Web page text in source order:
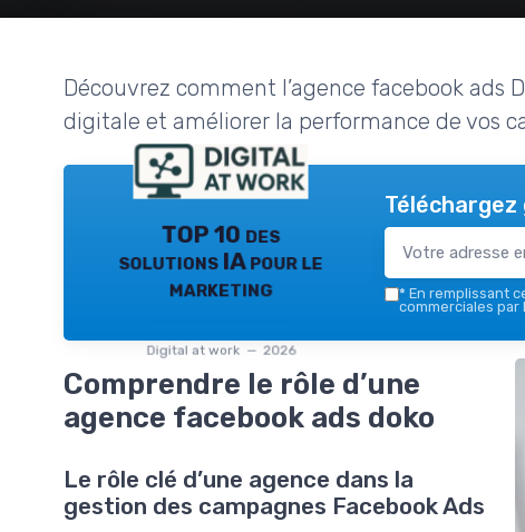
Découvrez comment l’agence facebook
digitale et améliorer la performance de vos
TOP 10 des
solutions IA pour le
marketing
Digital at work — 2026
* En remplissant
commerciales par
Comprendre le rôle d’une
agence facebook ads doko
Le rôle clé d’une agence dans la
gestion des campagnes Facebook Ads